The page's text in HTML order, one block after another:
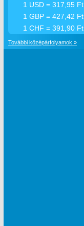
1 USD = 317,95 Ft
1 GBP = 427,42 Ft
1 CHF = 391,90 Ft
További középárfolyamok »